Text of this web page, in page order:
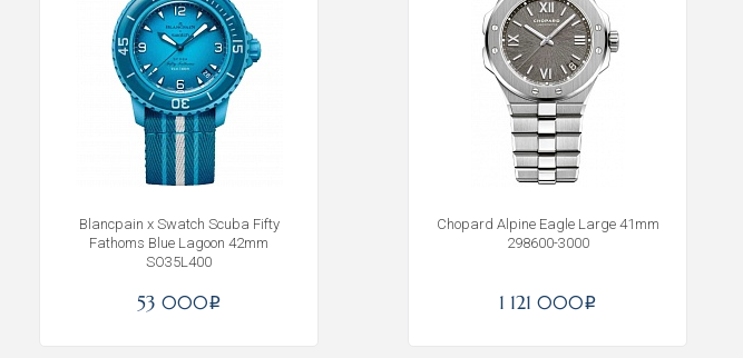
Blancpain x Swatch Scuba Fifty
Fathoms Blue Lagoon 42mm
SO35L400
53 000i
Chopard Alpine Eagle Large 41mm
298600-3000
1 121 000i